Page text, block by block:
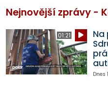
Nejnovější zprávy -
01:21
Na
Dnes